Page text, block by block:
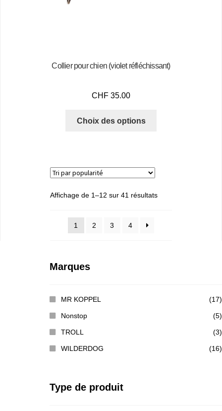
Collier pour chien (violet réfléchissant)
CHF 35.00
Choix des options
Affichage de 1–12 sur 41 résultats
1 2 3 4
Marques
MR KOPPEL (17)
Nonstop (5)
TROLL (3)
WILDERDOG (16)
Type de produit